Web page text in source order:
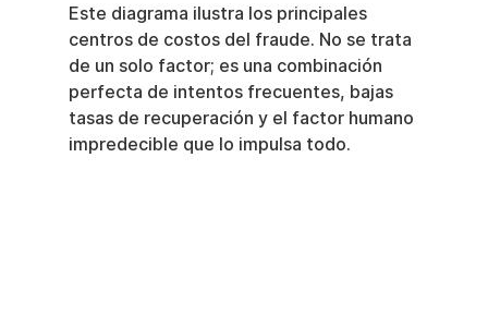
Este diagrama ilustra los principales
centros de costos del fraude. No se trata
de un solo factor; es una combinación
perfecta de intentos frecuentes, bajas
tasas de recuperación y el factor humano
impredecible que lo impulsa todo.